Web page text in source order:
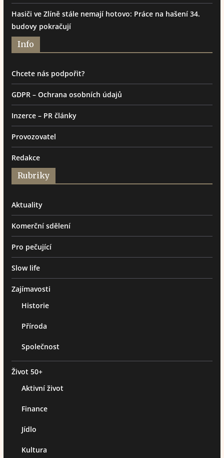
Hasiči ve Zlíně stále nemají hotovo: Práce na hašení 34.
budovy pokračují
Info
Chcete nás podpořit?
GDPR – Ochrana osobních údajů
Inzerce – PR články
Provozovatel
Redakce
Rubriky
Aktuality
Komerční sdělení
Pro pečující
Slow life
Zajímavosti
Historie
Příroda
Společnost
Život 50+
Aktivní život
Finance
Jídlo
Kultura